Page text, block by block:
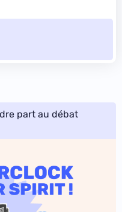
part au débat